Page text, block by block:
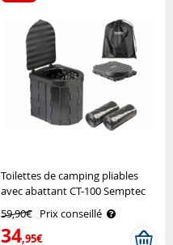
Toilettes de camping pliables
avec abattant CT-100 Semptec
59,90€ Prix conseillé
34,95€